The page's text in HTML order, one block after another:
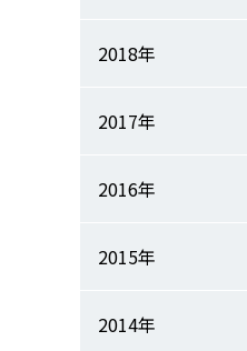
2018年
2017年
2016年
2015年
2014年